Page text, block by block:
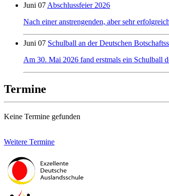
Juni 07Abschlussfeier 2026
Nach einer anstrengenden, aber sehr
Juni 07 Schulball an der Deutschen
Am 30. Mai 2026 fand erstmals ein Schulball
Termine
Keine Termine gefunden
Weitere Termine